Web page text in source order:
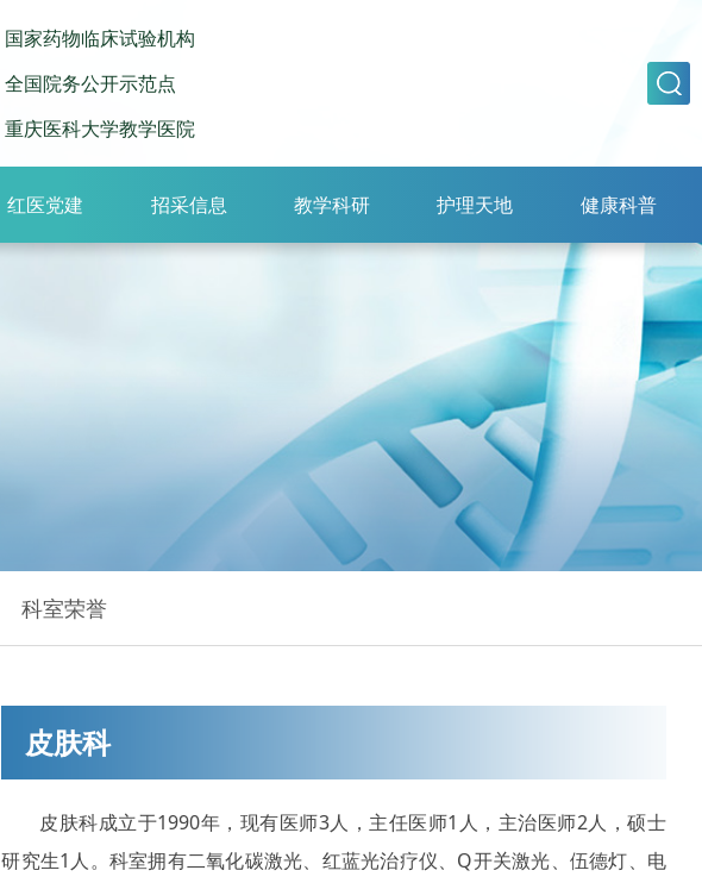
国家药物临床试验机构
全国院务公开示范点
重庆医科大学教学医院
红医党建 招采信息 教学科研 护理天地 健康科普
科室荣誉
皮肤科
皮肤科成立于1990年，现有医师3人，主任医师1人，主治医师2人，硕士
研究生1人。科室拥有二氧化碳激光、红蓝光治疗仪、Q开关激光、伍德灯、电